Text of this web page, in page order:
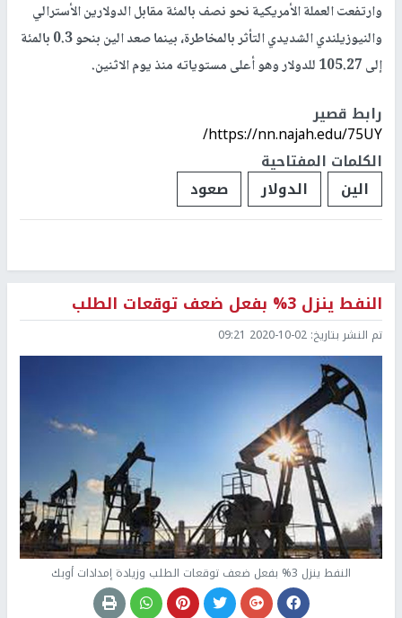
وارتفعت العملة الأمريكية نحو نصف بالمئة مقابل الدولارين الأسترالي
والنيوزيلندي الشديدي التأثر بالمخاطرة، بينما صعد الين بنحو 0.3 بالمئة
إلى 105.27 للدولار وهو أعلى مستوياته منذ يوم الاثنين.
رابط قصير
https://nn.najah.edu/75UY/
الكلمات المفتاحية
الين
الدولار صعود
النفط ينزل 3% بفعل ضعف توقعات الطلب
تم النشر بتاريخ: 2020-10-02 09:21
النفط ينزل 3% بفعل ضعف توقعات الطلب وزيادة إمدادات أوبك